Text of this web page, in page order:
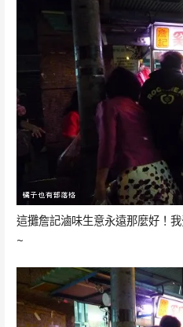
這攤詹記滷味生意永遠那麼好！
~